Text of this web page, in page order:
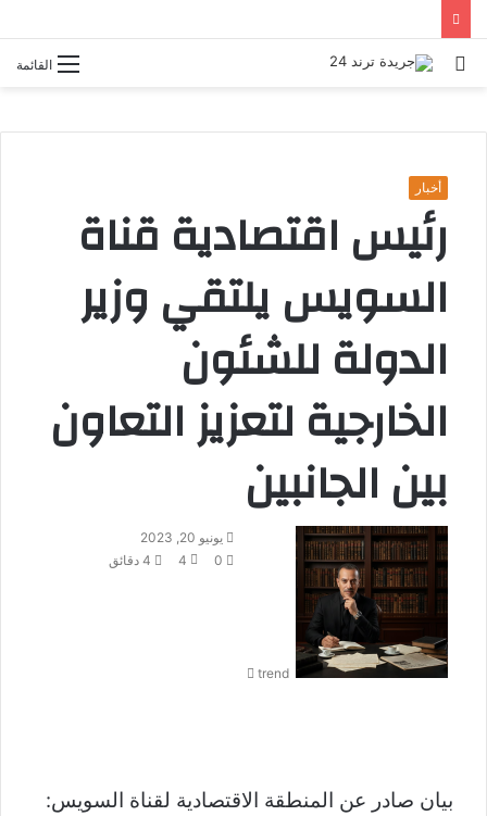
القائمة
بحث
أخبار
رئيس اقتصادية قناة
السويس يلتقي وزير
الدولة للشئون
الخارجية لتعزيز التعاون
بين الجانبين
trend
ت
يونيو 20, 2023
0
4
بيان صادر عن المنطقة الاقتصادية لقناة السويس: